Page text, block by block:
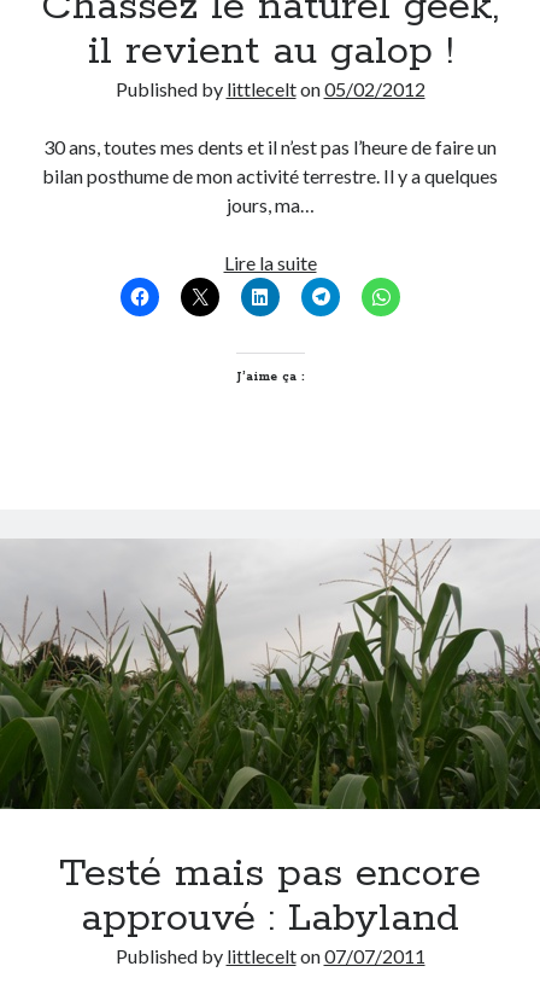
il revient au galop !
Published by littlecelton05/02/2012
30 ans, toutes mes dents et il n’est pas l’heure de faire un
bilan posthume de mon activité terrestre. Il y a quelques
jours, ma…
Lire la suiteChassez
le
naturel
J’aime ça :
Testé mais pas encore
approuvé : Labyland
Published by littlecelton07/07/2011